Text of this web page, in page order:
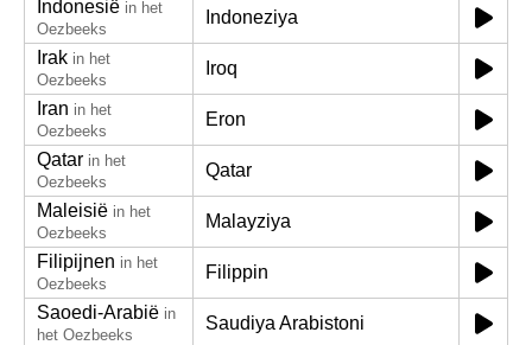
Indonesië in het
Oezbeeks
Indoneziya
Irak in het
Oezbeeks
Iroq
Iran in het
Oezbeeks
Eron
Qatar in het
Oezbeeks
Qatar
Maleisië in het
Oezbeeks
Malayziya
Filipijnen in het
Oezbeeks
Filippin
Saoedi-Arabië in
het Oezbeeks
Saudiya Arabistoni